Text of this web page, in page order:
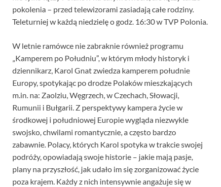
pokolenia – przed telewizorami zasiadają całe rodziny.
Teleturniej w każdą niedzielę o godz. 16:30 w TVP Polonia.
W letnie ramówce nie zabraknie również programu
„Kamperem po Południu”, w którym młody historyk i
dziennikarz, Karol Gnat zwiedza kamperem południe
Europy, spotykając po drodze Polaków mieszkających
m.in. na: Zaolziu, Węgrzech, w Czechach, Słowacji,
Rumunii i Bułgarii. Z perspektywy kampera życie w
środkowej i południowej Europie wygląda niezwykle
swojsko, chwilami romantycznie, a często bardzo
zabawnie. Polacy, których Karol spotyka w trakcie swojej
podróży, opowiadają swoje historie – jakie mają pasje,
plany na przyszłość, jak udało im się zorganizować życie
poza krajem. Każdy z nich intensywnie angażuje się w